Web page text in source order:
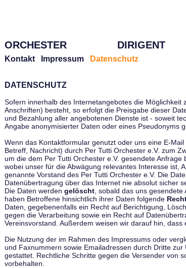
ORCHESTER DIRIGENT
Kontakt Impressum Datenschutz
DATENSCHUTZ
Sofern innerhalb des Internetangebotes die Möglichkeit
Anschriften) besteht, so erfolgt die Preisgabe dieser
und Bezahlung aller angebotenen Dienste ist - soweit
Angabe anonymisierter Daten oder eines Pseudonyms
Wenn das Kontaktformular genutzt oder uns eine E-
Betreff, Nachricht) durch Per Tutti Orchester e.V. zum
um die dem Per Tutti Orchester e.V. gesendete Anfrage
wobei unser für die Abwägung relevantes Interesse ist,
genannte Vorstand des Per Tutti Orchester e.V. Die
Datenübertragung über das Internet nie absolut sicher
Die Daten werden gelöscht , sobald das uns
haben Betroffene hinsichtlich ihrer Daten folgende
Daten, gegebenenfalls ein Recht auf Berichtigung,
gegen die Verarbeitung sowie ein Recht auf
Vereinsvorstand. Außerdem weisen wir darauf hin,
Die Nutzung der im Rahmen des Impressums oder
und Faxnummern sowie Emailadressen durch Dritte
gestattet. Rechtliche Schritte gegen die Versender von
vorbehalten.